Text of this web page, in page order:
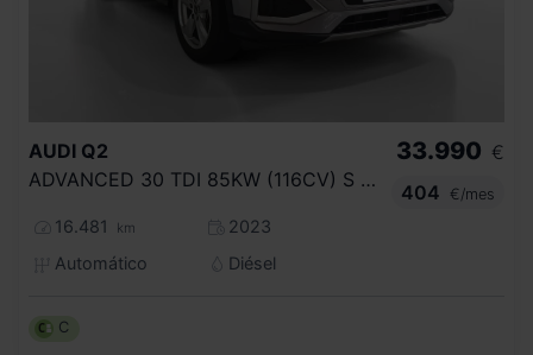
AUDI Q2
ADVANCED 30 TDI 85KW (116CV) S TRONIC
16.481 km
2023
Automático
Diésel
33.990 €
404
€/mes
C